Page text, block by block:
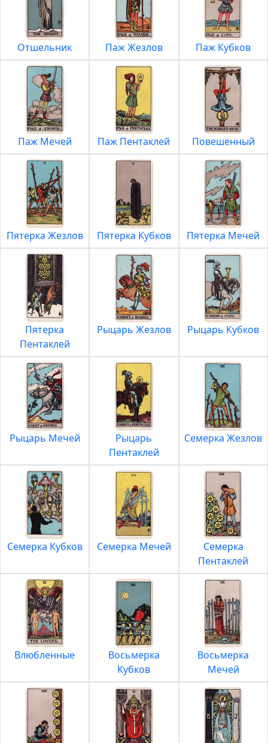
Отшельник Паж Жезлов Паж Кубков
Паж Мечей Паж Пентаклей Повешенный
Пятерка Жезлов Пятерка Кубков Пятерка Мечей
Пятерка
Пентаклей
Рыцарь Жезлов Рыцарь Кубков
Рыцарь Мечей
Рыцарь
Пентаклей
Семерка Жезлов
Семерка Кубков Семерка Мечей
Семерка
Пентаклей
Влюбленные
Восьмерка
Кубков
Восьмерка
Мечей